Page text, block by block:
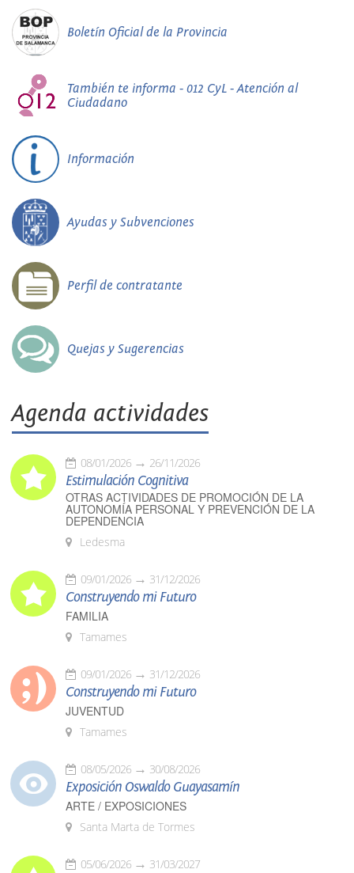
Boletín Oficial de la Provincia
También te informa - 012 CyL - Atención al
Ciudadano
Información
Ayudas y Subvenciones
Perfil de contratante
Quejas y Sugerencias
Agenda actividades
08/01/2026 26/11/2026
Estimulación Cognitiva
OTRAS ACTIVIDADES DE PROMOCIÓN DE LA
AUTONOMÍA PERSONAL Y PREVENCIÓN DE LA
DEPENDENCIA
Ledesma
09/01/2026 31/12/2026
Construyendo mi Futuro
FAMILIA
Tamames
09/01/2026 31/12/2026
Construyendo mi Futuro
JUVENTUD
Tamames
08/05/2026 30/08/2026
Exposición Oswaldo Guayasamín
ARTE / EXPOSICIONES
Santa Marta de Tormes
05/06/2026 31/03/2027